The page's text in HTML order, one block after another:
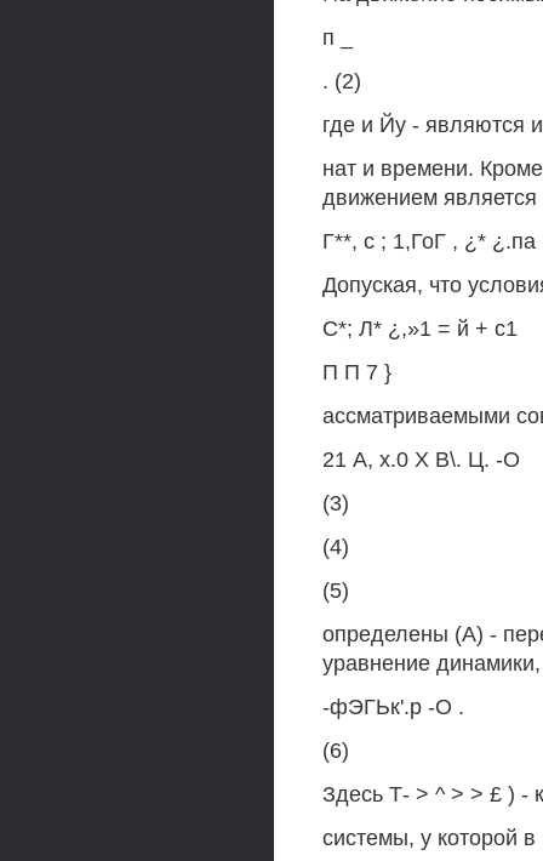
п _
. (2)
где и Йу - являются
нат и времени.
движением является
Г**, с ; 1,ГоГ , ¿* ¿.па
Допуская, что
С*; Л* ¿,»1 = й + с1
П П 7 }
ассматриваемыми
21 А, х.0 X В\. Ц. -О
(3)
(4)
(5)
определены (А) -
уравнение
-фЭГЬк'.р -О .
(6)
Здесь Т- > ^ > > £ ) -
системы, у которой в